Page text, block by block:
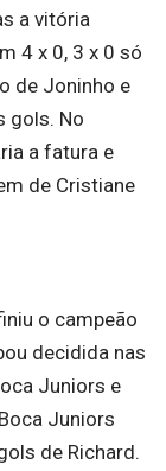
a vitória
4 x 0, 3 x 0 só
de Joninho e
gols. No
a fatura e
de Cristiane
o campeão
decidida nas
Juniors e
Juniors
de Richard.